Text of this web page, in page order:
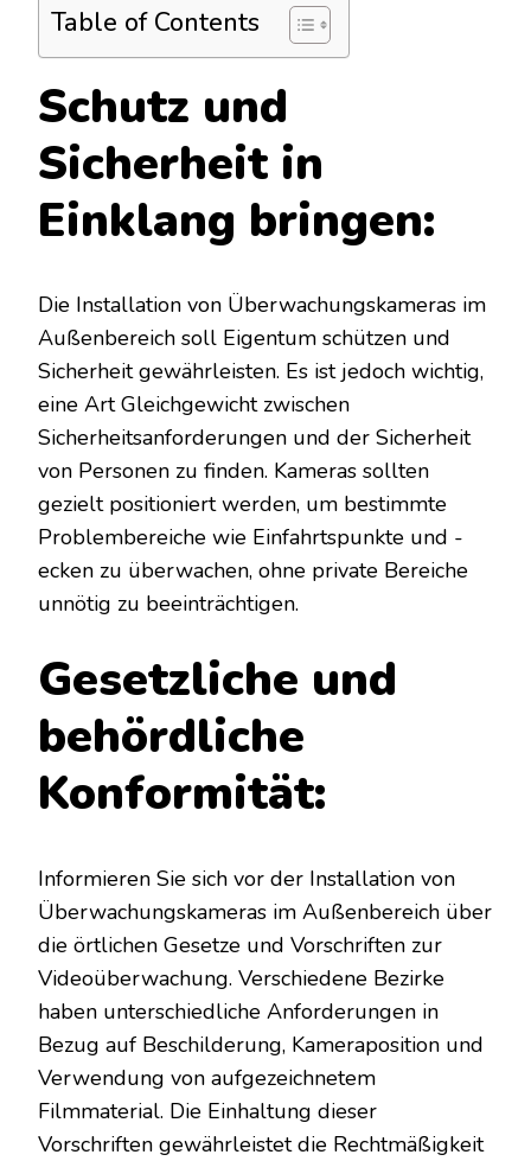
Table of Contents
Schutz und
Sicherheit in
Einklang bringen:
Die Installation von Überwachungskameras im
Außenbereich soll Eigentum schützen und
Sicherheit gewährleisten. Es ist jedoch wichtig,
eine Art Gleichgewicht zwischen
Sicherheitsanforderungen und der Sicherheit
von Personen zu finden. Kameras sollten
gezielt positioniert werden, um bestimmte
Problembereiche wie Einfahrtspunkte und -
ecken zu überwachen, ohne private Bereiche
unnötig zu beeinträchtigen.
Gesetzliche und
behördliche
Konformität:
Informieren Sie sich vor der Installation von
Überwachungskameras im Außenbereich über
die örtlichen Gesetze und Vorschriften zur
Videoüberwachung. Verschiedene Bezirke
haben unterschiedliche Anforderungen in
Bezug auf Beschilderung, Kameraposition und
Verwendung von aufgezeichnetem
Filmmaterial. Die Einhaltung dieser
Vorschriften gewährleistet die Rechtmäßigkeit